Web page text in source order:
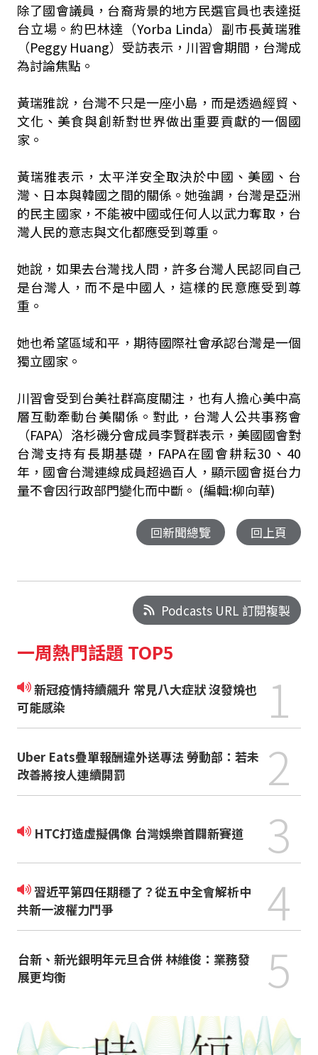
除了國會議員，台裔背景的地方民選官員也表達挺
台立場。約巴林達（Yorba Linda）副市長黃瑞雅
（Peggy Huang）受訪表示，川習會期間，台灣成
為討論焦點。
黃瑞雅說，台灣不只是一座小島，而是透過經貿、
文化、美食與創新對世界做出重要貢獻的一個國
家。
黃瑞雅表示，太平洋安全取決於中國、美國、台
灣、日本與韓國之間的關係。她強調，台灣是亞洲
的民主國家，不能被中國或任何人以武力奪取，台
灣人民的意志與文化都應受到尊重。
她說，如果去台灣找人問，許多台灣人民認同自己
是台灣人，而不是中國人，這樣的民意應受到尊
重。
她也希望區域和平，期待國際社會承認台灣是一個
獨立國家。
川習會受到台美社群高度關注，也有人擔心美中高
層互動牽動台美關係。對此，台灣人公共事務會
（FAPA）洛杉磯分會成員李賢群表示，美國國會對
台灣支持有長期基礎，FAPA在國會耕耘30、40
年，國會台灣連線成員超過百人，顯示國會挺台力
量不會因行政部門變化而中斷。 (編輯:柳向華)
回新聞總覽 回上頁
Podcasts URL 訂閱複製
一周熱門話題 TOP5
新冠疫情持續飆升 常見八大症狀 沒發燒也
可能感染
1
Uber Eats疊單報酬違外送專法 勞動部：若未
改善將按人連續開罰
2
HTC打造虛擬偶像 台灣娛樂首闢新賽道 3
習近平第四任期穩了？從五中全會解析中
共新一波權力鬥爭
4
台新、新光銀明年元旦合併 林維俊：業務發
展更均衡
5